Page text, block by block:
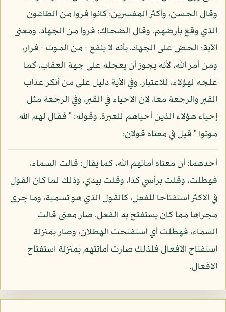
وقال الحسن، وأكثر المفسرين: كانوا فروا من الطاعون
الذي وقع بأرضهم. وقال الضحاك: فروا من الجهاد. ومعنى
الآية: الحض على الجهاد، بأنه لا ينفع - من الموت - فرار،
ومن أمر الله، لأنه يجوز أن يعجله على جهة العقاب، كما
علجه لهؤلاء، للاعتبار. وفي الآية دليل على من أنكر عذاب
القبر والرجعة معا، لان الاحياء في القبر، وفي الرجعة مثل
إحياء هؤلاء الذين أحياهم للعبرة. وقوله: " فقال لهم الله
موتوا " قيل في معناه قولان:
أحدهما: أن معناه أماتهم الله، كما يقال: قالت السماء،
فهطلت، وقلت برأسي كذا، وقلت بيدي، وذلك لما كان القول
في الأكثر استفتاحا للفعل، كالقول الذي هو تسمية، وما جرى
مجراها مما كان يستفتح به الفعل، صار معنى قالت
السماء، فهطلت أي استفتحت الهطلان، وصار بمنزلة
استفتاح الافعال فلذلك صارت أماتتهم بمنزلة استفتاح
الافعال.